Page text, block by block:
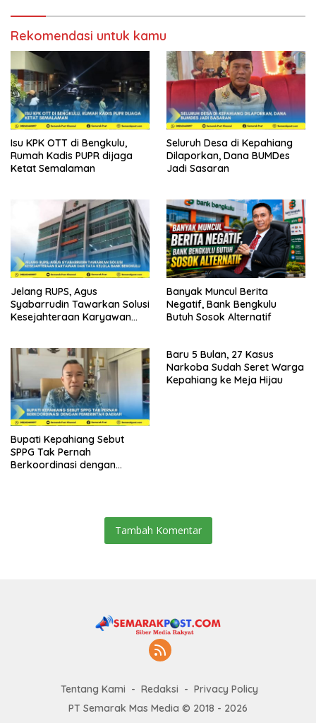
Rekomendasi untuk kamu
Isu KPK OTT di Bengkulu,
Rumah Kadis PUPR dijaga
Ketat Semalaman
Seluruh Desa di Kepahiang
Dilaporkan, Dana BUMDes
Jadi Sasaran
Jelang RUPS, Agus
Syabarrudin Tawarkan Solusi
Kesejahteraan Karyawan
Banyak Muncul Berita
Negatif, Bank Bengkulu
Butuh Sosok Alternatif
Bupati Kepahiang Sebut
SPPG Tak Pernah
Berkoordinasi dengan
Baru 5 Bulan, 27 Kasus
Narkoba Sudah Seret Warga
Kepahiang ke Meja Hijau
Tambah Komentar
Tentang Kami Redaksi
Privacy Policy
PT Semarak Mas Media © 2018 - 2026